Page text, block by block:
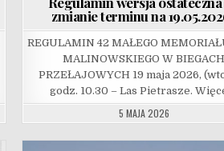
zmianie terminu na
REGULAMIN 42 MAŁEGO
MALINOWSKIEGO W BIEGACH
PRZEŁAJOWYCH 19 maja 2026,
godz. 10.30 – Las Pietrasze.
5 MAJA 2026